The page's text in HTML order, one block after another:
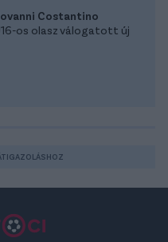
Costantino
os olasz válogatott új